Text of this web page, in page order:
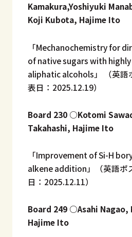
Kamakura,Yoshiyuki
Koji Kubota, Hajime Ito
「Mechanochemistry for
of native sugars with
aliphatic alcohols」 （英語
表日：2025.12.19）
Board 230 ○Kotomi
Takahashi, Hajime Ito
「Improvement of Si-H
alkene addition」
（英語
日：2025.12.11）
Board 249 ○Asahi
Hajime Ito